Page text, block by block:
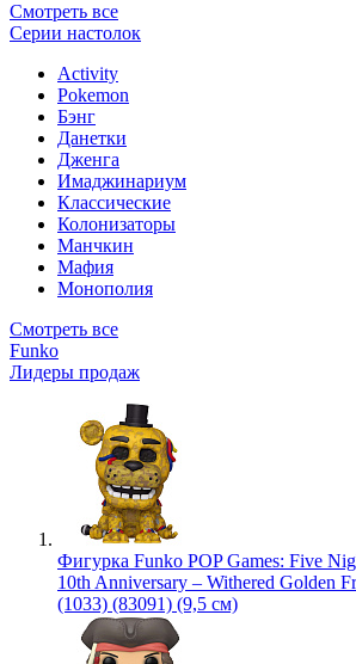
Смотреть все
Серии настолок
Activity
Pokemon
Бэнг
Данетки
Дженга
Имаджинариум
Классические
Колонизаторы
Манчкин
Мафия
Монополия
Смотреть все
Funko
Лидеры продаж
Фигурка Funko POP Games: Five
10th Anniversary – Withered Golden
(1033) (83091) (9,5 см)